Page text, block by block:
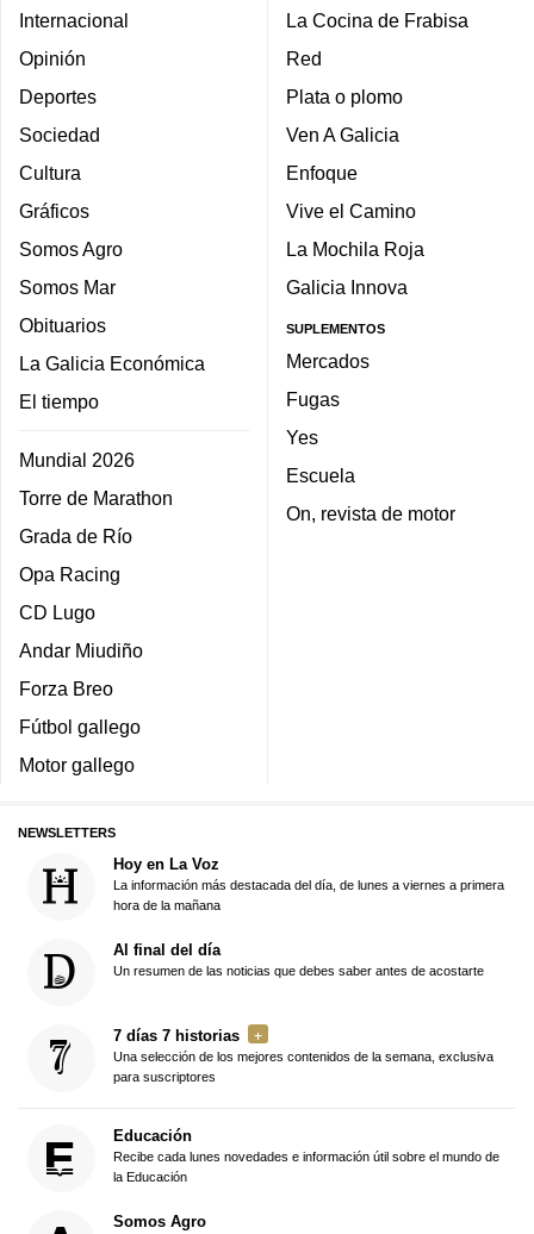
Internacional
Opinión
Deportes
Sociedad
Cultura
Gráficos
Somos Agro
Somos Mar
Obituarios
La Galicia Económica
El tiempo
Mundial 2026
Torre de Marathon
Grada de Río
Opa Racing
CD Lugo
Andar Miudiño
Forza Breo
Fútbol gallego
Motor gallego
La Cocina de Frabisa
Red
Plata o plomo
Ven A Galicia
Enfoque
Vive el Camino
La Mochila Roja
Galicia Innova
SUPLEMENTOS
Mercados
Fugas
Yes
Escuela
On, revista de motor
NEWSLETTERS
Hoy en La Voz
La información más destacada del día, de lunes a viernes a primera
hora de la mañana
Al final del día
Un resumen de las noticias que debes saber antes de acostarte
7 días 7 historias
Una selección de los mejores contenidos de la semana, exclusiva
para suscriptores
Educación
Recibe cada lunes novedades e información útil sobre el mundo de
la Educación
Somos Agro